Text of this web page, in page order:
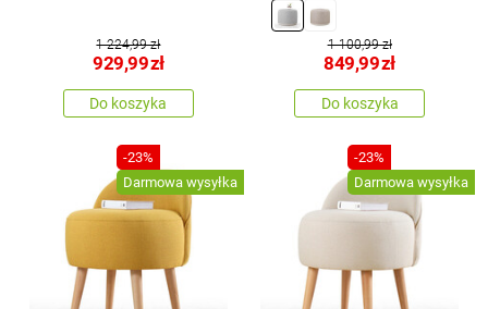
1 224,99 zł
929,99zł
Do koszyka
1 100,99 zł
849,99zł
Do koszyka
-23%
Darmowa wysyłka
-23%
Darmowa wysyłka